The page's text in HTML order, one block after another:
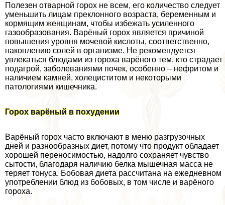
Полезен отварной горох не всем, его количество следует
уменьшить лицам преклонного возраста, беременным и
кормящим женщинам, чтобы избежать усиленного
газообразования. Варёный горох является причиной
повышения уровня мочевой кислоты, соответственно,
накоплению солей в организме. Не рекомендуется
увлекаться блюдами из гороха варёного тем, кто страдает
подагрой, заболеваниями почек, особенно – нефритом и
наличием камней, холециститом и некоторыми
патологиями кишечника.
Горох варёный в похудении
Варёный горох часто включают в меню разгрузочных
дней и разнообразных диет, потому что продукт обладает
хорошей переносимостью, надолго сохраняет чувство
сытости, благодаря наличию белка мышечная масса не
теряет тонуса. Бобовая диета рассчитана на ежедневном
употрeблении блюд из бобовых, в том числе и варёного
гороха.